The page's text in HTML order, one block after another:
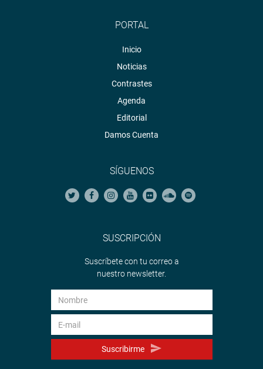
PORTAL
Inicio
Noticias
Contrastes
Agenda
Editorial
Damos Cuenta
SÍGUENOS
SUSCRIPCIÓN
Suscríbete con tu correo a
nuestro newsletter.
Suscribirme